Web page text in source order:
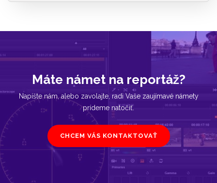
Máte námet na reportáž?
Napíšte nám, alebo zavolajte, radi Vaše zaujímavé námety
prídeme natočiť.
CHCEM VÁS KONTAKTOVAŤ